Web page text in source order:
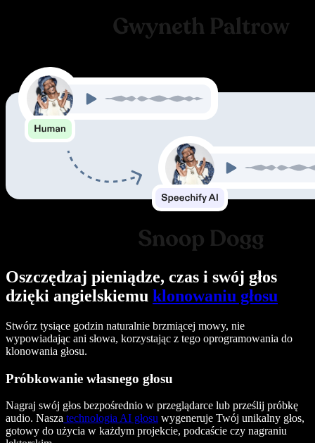
Oszczędzaj pieniądze, czas i swój głos
dzięki angielskiemu klonowaniu głosu
Stwórz tysiące godzin naturalnie brzmiącej mowy, nie
wypowiadając ani słowa, korzystając z tego oprogramowania do
klonowania głosu.
Próbkowanie własnego głosu
Nagraj swój głos bezpośrednio w przeglądarce lub prześlij próbkę
audio. Nasza technologia AI głosu wygeneruje Twój unikalny głos,
gotowy do użycia w każdym projekcie, podcaście czy nagraniu